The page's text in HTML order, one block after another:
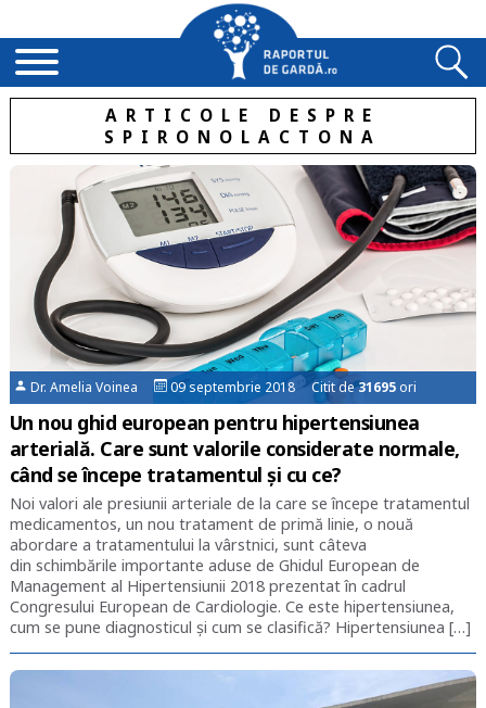
ARTICOLE DESPRE
SPIRONOLACTONA
Dr. Amelia Voinea 09 septembrie 2018 Citit de31695 ori
Un nou ghid european pentru hipertensiunea
arterială. Care sunt valorile considerate normale,
când se începe tratamentul și cu ce?
Noi valori ale presiunii arteriale de la care se începe tratamentul
medicamentos, un nou tratament de primă linie, o nouă
abordare a tratamentului la vârstnici, sunt câteva
din schimbările importante aduse de Ghidul European de
Management al Hipertensiunii 2018 prezentat în cadrul
Congresului European de Cardiologie. Ce este hipertensiunea,
cum se pune diagnosticul și cum se clasifică? Hipertensiunea […]